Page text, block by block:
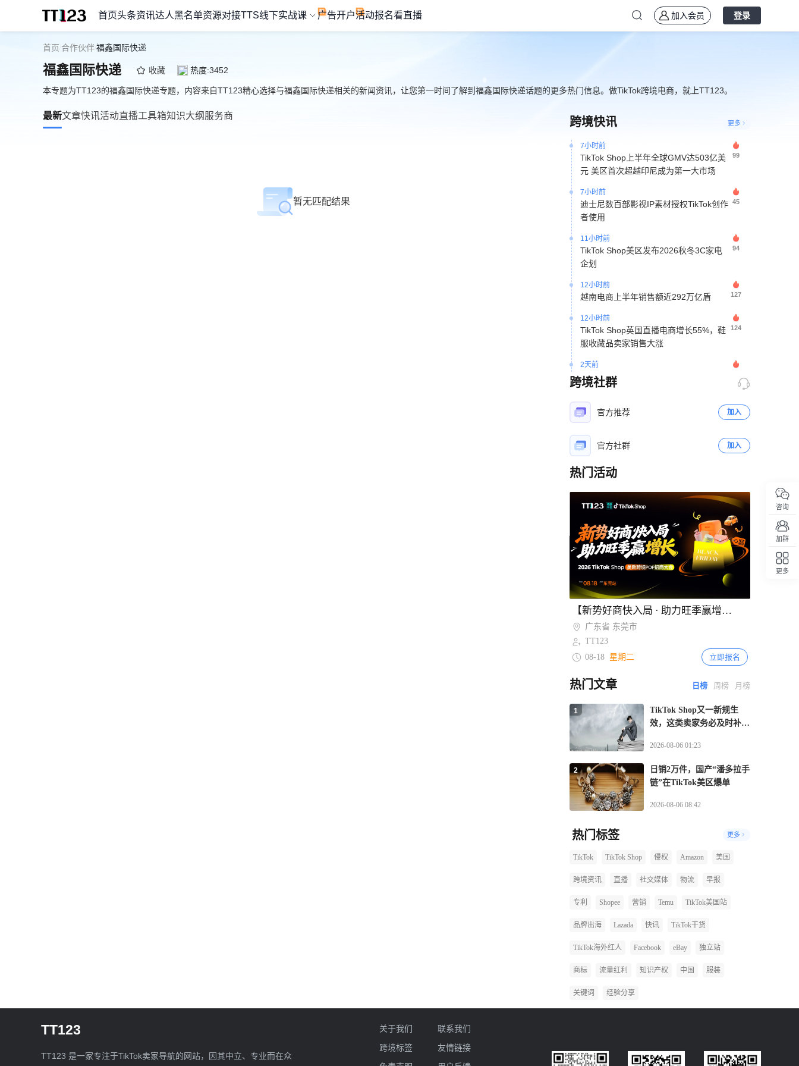
首页头条资讯达人黑名单资源对接TTS线下实战课 广告开户活动报名看直播 加入会员 登录
首页 合作伙伴福鑫国际快递
福鑫国际快递 收藏 热度:3452
本专题为TT123的福鑫国际快递专题，内容来自TT123精心选择与福鑫国际快递相关的新闻资讯，让您第一时间了解到福鑫国际快递话题的更多热门信息。做TikTok跨境电商，就上TT123。
最新文章快讯活动直播工具箱知识大纲 服务商
暂无匹配结果
跨境快讯 更多
TikTok美区潘多拉风格手链热销 日销突
破2万单带动平价饰品增长
39
7小时前
搜索GMV同比增长55%
TikTok Shop上半年全球GMV达503亿美
元 美区首次超越印尼成为第一大市场
99
迪士尼数百部影视IP素材授权TikTok创作
者使用
45
TikTok Shop美区发布2026秋冬3C家电
企划
94
越南电商上半年销售额近292万亿盾 127
TikTok Shop英国直播电商增长55%，鞋
服收藏品卖家销售大涨
124
TikTok庭前和解退出青少年成瘾诉讼审理 347
50元浴帘借力TikTok达人矩阵28天撬动
北美宿舍消费市场
2天前
TikTok面临印尼电商垄断调查听证 235
2天前
收入判定免税资格
俄罗斯跨境电商占比仅3.4% 财政部拟
2027年起实施阶梯式征税
368
2天前
夏季线上消费升温 2026年拉美电商市场
规模预计达2153亿美元
284
2天前
越南电商法实施直播监管新规 2027年起
跨境社群
官方推荐 加入
官方社群 加入
热门活动
Item
of
2
【新势好商快入局 · 助力旺季赢增长】TikTok Shop美欧跨境POP招商大会·东莞站
广东省 东莞市
TT123
08-18 星期二 立即报名
热门文章 日榜 周榜 月榜
TikTok Shop又一新规生
效，这类卖家务必及时补齐
2026-08-06 01:23
1
日销2万件，国产“潘多拉手
链”在TikTok美区爆单
2026-08-06 08:42
2
热门标签 更多
TikTok TikTok Shop 侵权 Amazon 美国
跨境资讯 直播 社交媒体 物流 早报
专利 Shopee 营销 Temu TikTok美国站
品牌出海 Lazada 快讯 TikTok干货
TikTok海外红人 Facebook eBay 独立站
商标 流量红利 知识产权 中国 服装
关键词 经验分享
TT123
TT123 是一家专注于TikTok卖家导航的网站，因其中立、专业而在众
关于我们
联系我们
跨境标签
友情链接
咨询
加群
更多